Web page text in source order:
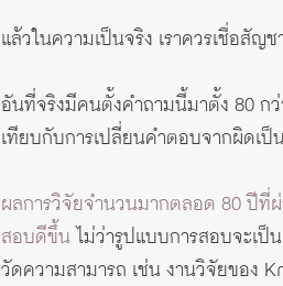
แล้วในความเป็นจริง เราควรเชื่อสั
อันที่จริงมีคนตั้งคำถามนี้มาตั้ง 80 ก
เทียบกับการเปลี่ยนคำตอบจากผิดเป็
ผลการวิจัยจำนวนมากตลอด 80 ปีที่
สอบดีขึ้นไม่ว่ารูปแบบการสอบจะเ
วัดความสามารถ เช่น งานวิจัยของ